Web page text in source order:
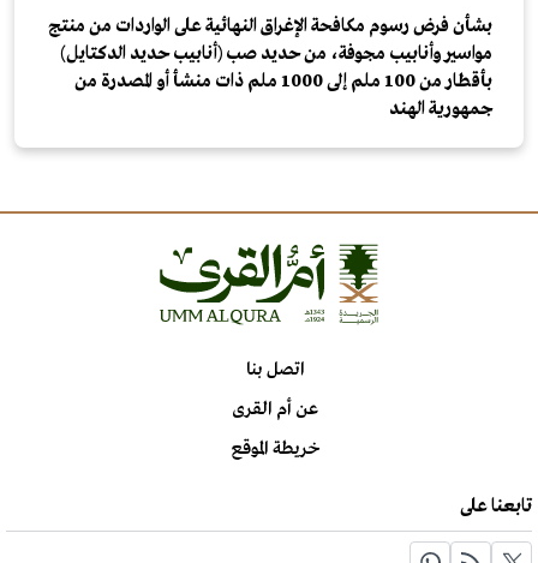
بشأن فرض رسوم مكافحة الإغراق النهائية على الواردات من منتج
مواسير وأنابيب مجوفة، من حديد صب (أنابيب حديد الدكتايل)
بأقطار من 100 ملم إلى 1000 ملم ذات منشأ أو المصدرة من
جمهورية الهند
اتصل بنا
عن أم القرى
خريطة الموقع
تابعنا على